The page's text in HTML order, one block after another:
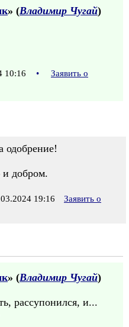
» (Владимир Чугай)
10:16 •
Заявить о
одобрение!
и добром.
19:16
Заявить о
» (Владимир Чугай)
рассупонился, и...